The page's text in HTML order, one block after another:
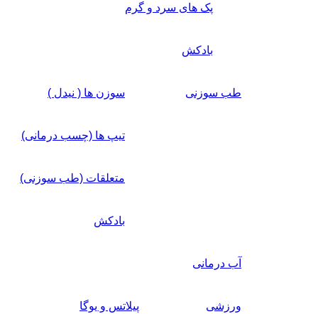
پک های سرد و گرم
بادکش
طب سوزنی سوزن ها ( نیدل )
تیپ ها (چسب درمانی)
متعلقات (طب سوزنی)
بادکش
آب درمانی
ورزشی پیلاتس و یوگا